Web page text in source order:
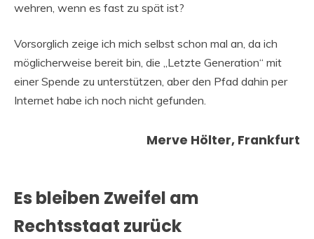
wehren, wenn es fast zu spät ist?
Vorsorglich zeige ich mich selbst schon mal an, da ich
möglicherweise bereit bin, die „Letzte Generation“ mit
einer Spende zu unterstützen, aber den Pfad dahin per
Internet habe ich noch nicht gefunden.
Merve Hölter, Frankfurt
Es bleiben Zweifel am
Rechtsstaat zurück